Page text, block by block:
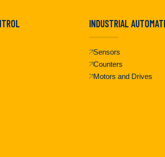
INDUSTRIAL
Sensors
Counters
Motors and Drives